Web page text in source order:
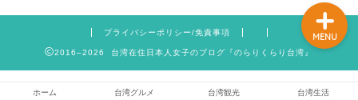
プライバシーポリシー/免責事項
2016–2026 台湾在住日本人女子のブログ『のらりくらり台湾』
ホーム 台湾グルメ 台湾観光 台湾生活
MENU